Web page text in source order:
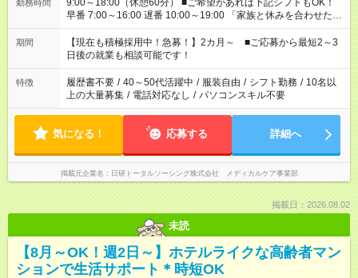
勤務時間
9:00～18:00（休憩60分） ■ご希望があれば下記シフトもOK！
早番 7:00～16:00 遅番 10:00～19:00 「家族と休みを合わせた
い」 「余裕を持って夕飯の準備がしたい」 「できれば残業はし
たくない」 など、ご希望を教えてくださいね。 ※Wワーク希望
の方へ 今ご覧のお仕事で希望する勤務時間と、もう1つのお仕事
の勤務時間。 合計で週40時間を超える場合は応募できません。
期間
【現在も積極採用中！急募！】2カ月～ ■ご応募から最短2～3
日後の就業も相談可能です！
特徴 履歴書不要 / 40～50代活躍中 / 服装自由 / シフト勤務 / 10名以
上の大量募集 / 電話対応なし / パソコンスキル不要
気になる！ 応募する 詳細へ
掲載元企業名 日研トータルソーシング株式会社 メディカルケア事業部
掲載日：2026.08.02
未読
【8月～OK！週2日～】ホテルライクな高齢者マン
ションで生活サポート＊時短OK